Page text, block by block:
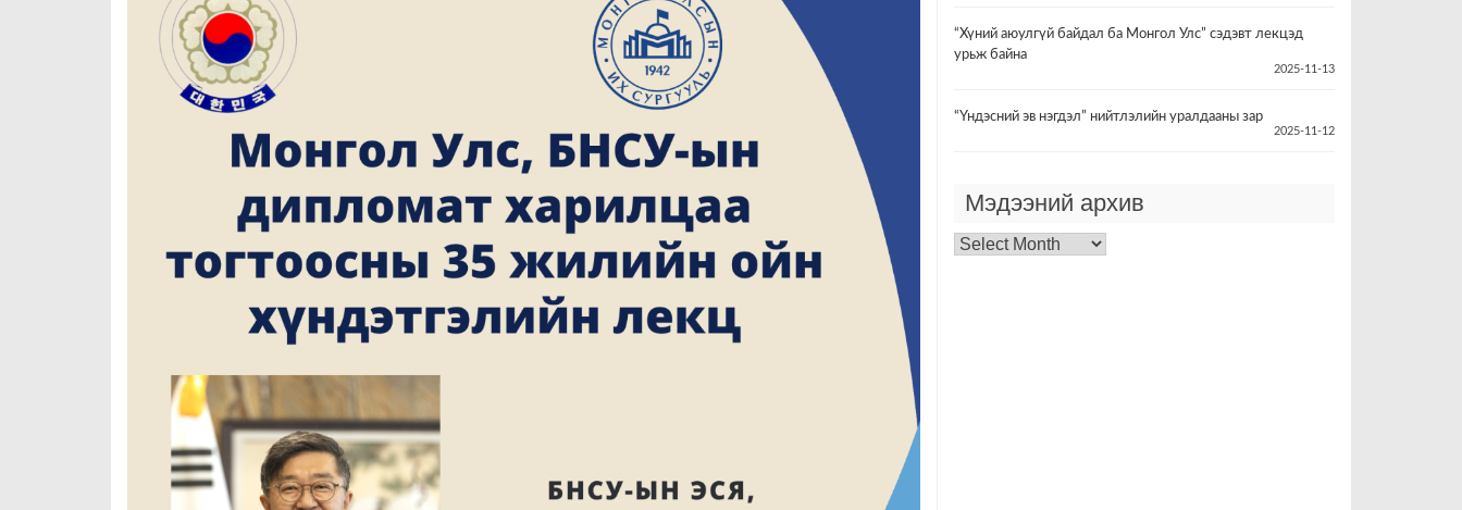
“Хүний аюулгүй байдал ба Монгол Улс” сэдэвт лекцэд
урьж байна
2025-11-13
“Үндэсний эв нэгдэл” нийтлэлийн уралдааны зар
2025-11-12
Мэдээний архив
Мэдээний